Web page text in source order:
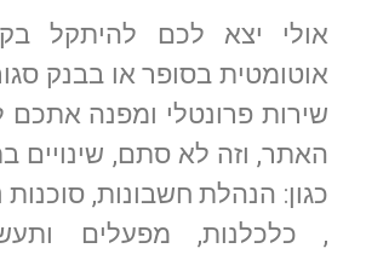
אולי יצא לכם להיתקל
אוטומטית בסופר או בבנק
שירות פרונטלי ומפנה אתכם
האתר, וזה לא סתם, שינויים
כגון: הנהלת חשבונות, סוכנות
, כלכלנות, מפעלים